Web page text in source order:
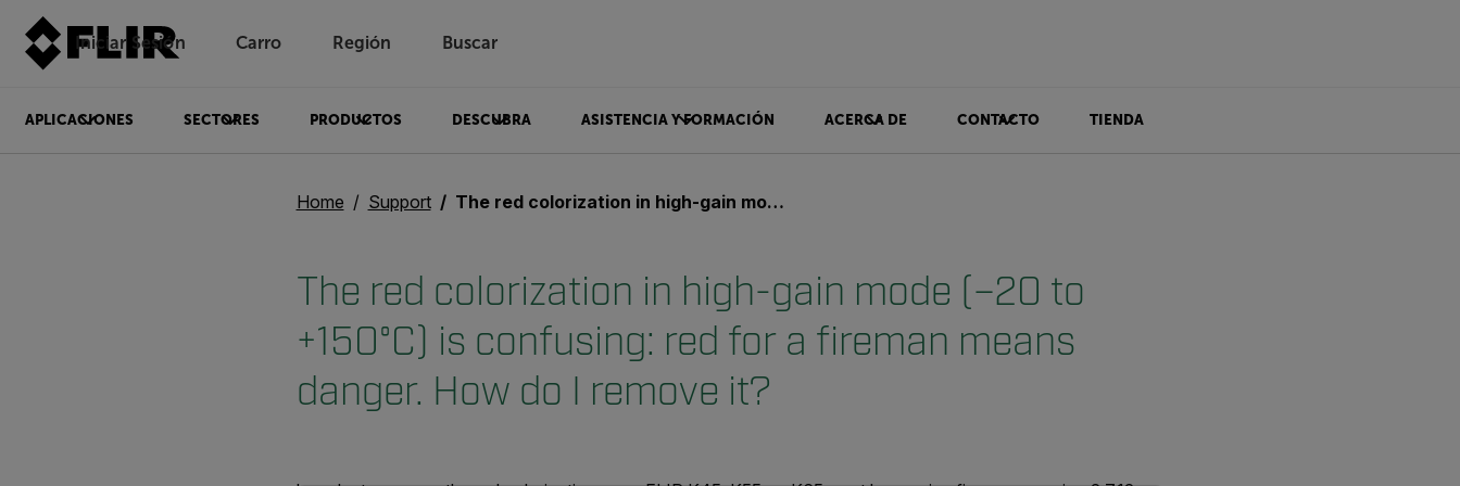
Iniciar Sesión Unread messages
Carro Región Buscar
APLICACIONES SECTORES PRODUCTOS DESCUBRA ASISTENCIA Y FORMACIÓN ACERCA DE CONTACTO TIENDA
Home Support The red colorization in high-gain mode (–20 to +150°C) is confusing: red for a fireman means danger. How do I remove it?
The red colorization in high-gain mode (–20 to
+150°C) is confusing: red for a fireman means
danger. How do I remove it?